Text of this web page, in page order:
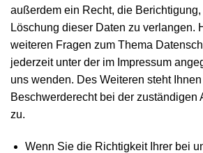
außerdem ein Recht, die
Löschung dieser Daten zu verlangen.
weiteren Fragen zum Thema
jederzeit unter der im Impressum
uns wenden. Des Weiteren steht
Beschwerderecht bei der zuständigen
zu.
Wenn Sie die Richtigkeit Ihrer bei